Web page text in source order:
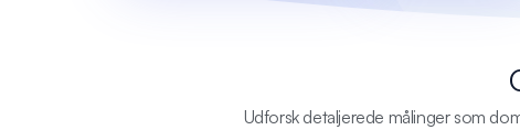
Udforsk detaljerede målinger som